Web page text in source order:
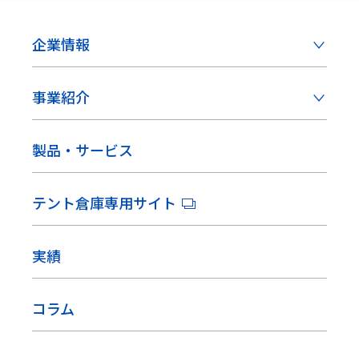
企業情報
事業紹介
製品・サービス
テント倉庫専用サイト
実績
コラム